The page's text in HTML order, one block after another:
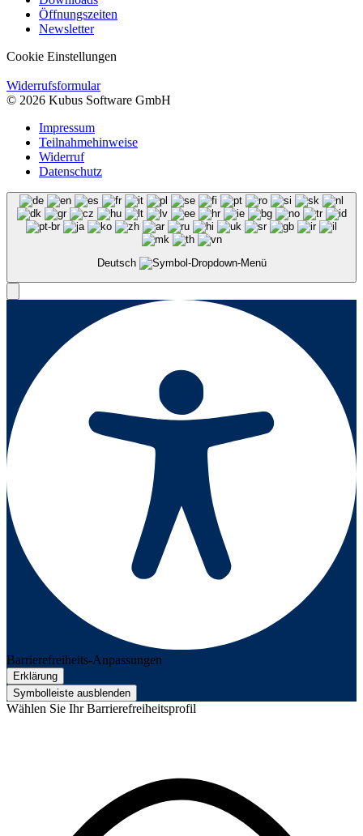
Öffnungszeiten
Newsletter
Cookie Einstellungen
Widerrufsformular
© 2026 Kubus Software GmbH
Impressum
Teilnahmehinweise
Widerruf
Datenschutz
Deutsch
Barrierefreiheits-Anpassungen
Erklärung
Symbolleiste ausblenden
Wählen Sie Ihr Barrierefreiheitsprofil